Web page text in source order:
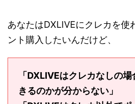
あなたはDXLIVEにクレカを使
ント購入したいんだけど、
「DXLIVEはクレカなしの
きるのかが分からない」